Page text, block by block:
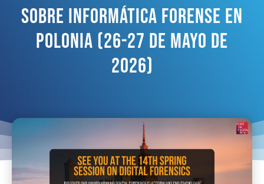
Sobre Informática Forense En
Polonia (26-27 De Mayo De
2026)